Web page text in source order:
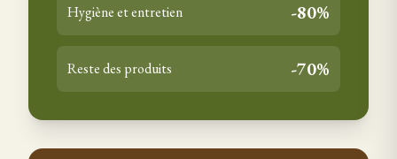
Hygiène et entretien -80%
Reste des produits -70%